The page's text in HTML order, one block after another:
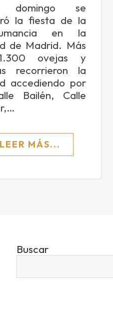
domingo se
la fiesta de la
en la
de Madrid. Más
ovejas y
recorrieron la
accediendo por
Bailén, Calle
LEER MÁS...
Buscar